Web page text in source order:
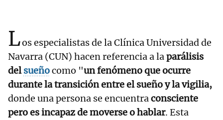
Los especialistas de la Clínica Universidad de
Navarra (CUN) hacen referencia a laparálisis
delsueñocomo "un fenómeno que ocurre
durante la transición entre el sueño y la vigilia,
donde una persona se encuentraconsciente
pero es incapaz de moverse o hablar. Esta